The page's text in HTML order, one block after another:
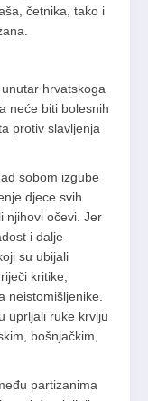
četnika, tako i
hrvatskoga
neće biti bolesnih
protiv slavljenja
sobom izgube
djece svih
njihovi očevi. Jer
i dalje
su ubijali
kritike,
neistomišljenike.
uprljali ruke krvlju
bošnjačkim,
partizanima